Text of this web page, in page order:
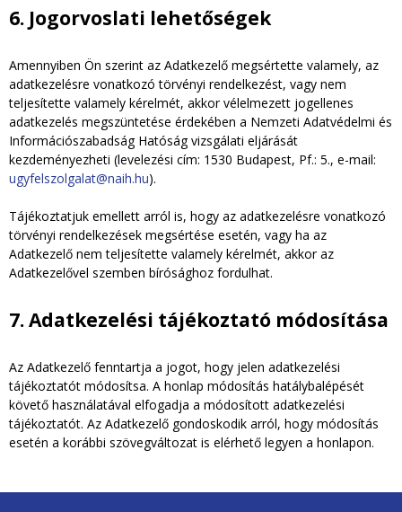
6. Jogorvoslati lehetőségek
Amennyiben Ön szerint az Adatkezelő megsértette valamely, az
adatkezelésre vonatkozó törvényi rendelkezést, vagy nem
teljesítette valamely kérelmét, akkor vélelmezett jogellenes
adatkezelés megszüntetése érdekében a Nemzeti Adatvédelmi és
Információszabadság Hatóság vizsgálati eljárását
kezdeményezheti (levelezési cím: 1530 Budapest, Pf.: 5., e-mail:
ugyfelszolgalat@naih.hu).
Tájékoztatjuk emellett arról is, hogy az adatkezelésre vonatkozó
törvényi rendelkezések megsértése esetén, vagy ha az
Adatkezelő nem teljesítette valamely kérelmét, akkor az
Adatkezelővel szemben bírósághoz fordulhat.
7. Adatkezelési tájékoztató módosítása
Az Adatkezelő fenntartja a jogot, hogy jelen adatkezelési
tájékoztatót módosítsa. A honlap módosítás hatálybalépését
követő használatával elfogadja a módosított adatkezelési
tájékoztatót. Az Adatkezelő gondoskodik arról, hogy módosítás
esetén a korábbi szövegváltozat is elérhető legyen a honlapon.